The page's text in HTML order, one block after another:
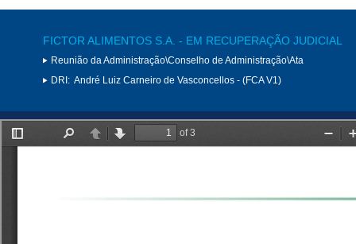
FICTOR ALIMENTOS S.A. - EM RECUPERAÇÃO JUDICIAL
Reunião da Administração\Conselho de Administração\Ata
DRI: André Luiz Carneiro de Vasconcellos - (FCA V1)